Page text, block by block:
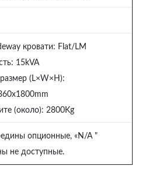
кровати: Flat/LM
15kVA
(L×W×H):
(около): 2800Kg
опционные, «N/A "
не доступные.